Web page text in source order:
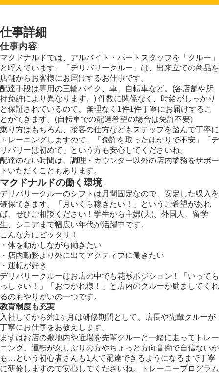
仕事詳細
仕事内容
マクドナルドでは、アルバイト・パートスタッフを「クルー」
と呼んでいます。「デリバリークルー」は、出来立ての商品を
店舗からお客様にお届けするお仕事です。
配達手段は専用の三輪バイク、車、自転車など。(各店舗や所
持免許により異なります。) 件数に関係なく、時給がしっかり
と保証されているので、無理なく1件1件丁寧にお届けするこ
とができます。(自転車での配達希望の場合は免許不要)
乗り方はもちろん、接客の仕方などもステップを踏んで丁寧に
トレーニングしますので、「免許を取ったばかりで不安」「デ
リバリーは初めて」という方も安心してくださいね。
配達のない時間は、調理・カウンター以外の店内業務をサポー
トいただくこともあります。
マクドナルドの働く環境
デリバリークルーのシフトは月間固定なので、安定した収入を
確保できます。「月いくら稼ぎたい！」というご希望があれ
ば、ぜひご相談ください！学生から主婦(夫)、外国人、留学
生、シニアまで幅広い年代が活躍中です。
こんな方にピッタリ！
・体を動かしながら働きたい
・店内勤務より外に出てアクティブに働きたい
・運転が好き
デリバリークルーはお店の中でも花形ポジション！「いってら
っしゃい！」「おつかれ様！」と店内のクルーが励ましてくれ
るのもやりがいの一つです。
教育制度も充実
入社してから約1ヶ月は研修期間として、店長や先輩クルーが
丁寧にお仕事をお教えします。
まずはお店の敷地内や近場を先輩クルーと一緒に走ってトレー
ニング。運転が久しぶりの方やちょっと方向音痴で自信ないか
も…という初心者さんも1人で配達できるようになるまで丁寧
に研修しますので安心してくださいね。トレーニープログラム